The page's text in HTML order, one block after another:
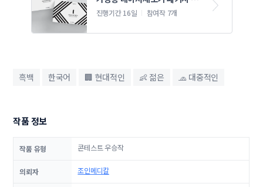
테스트
진행기간 16일 참여작 7개
흑백 한국어 🏢 현대적인 👶 젊은 🧢 대중적인
작품 정보
작품 유형 콘테스트 우승작
의뢰자 조인메디칼